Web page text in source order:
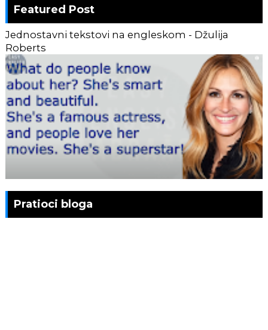
Featured Post
Jednostavni tekstovi na engleskom - Džulija
Roberts
Pratioci bloga